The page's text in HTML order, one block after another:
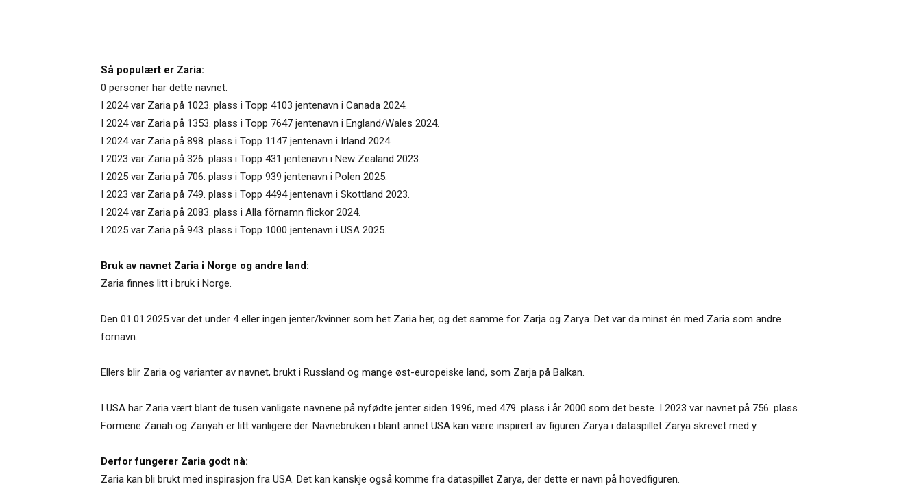
Så populært er Zaria:
0 personer har dette navnet.
I 2024 var Zaria på 1023. plass i Topp 4103 jentenavn i Canada 2024.
I 2024 var Zaria på 1353. plass i Topp 7647 jentenavn i England/Wales 2024.
I 2024 var Zaria på 898. plass i Topp 1147 jentenavn i Irland 2024.
I 2023 var Zaria på 326. plass i Topp 431 jentenavn i New Zealand 2023.
I 2025 var Zaria på 706. plass i Topp 939 jentenavn i Polen 2025.
I 2023 var Zaria på 749. plass i Topp 4494 jentenavn i Skottland 2023.
I 2024 var Zaria på 2083. plass i Alla förnamn flickor 2024.
I 2025 var Zaria på 943. plass i Topp 1000 jentenavn i USA 2025.
Bruk av navnet Zaria i Norge og andre land:
Zaria finnes litt i bruk i Norge.
Den 01.01.2025 var det under 4 eller ingen jenter/kvinner som het Zaria her, og det samme for Zarja og Zarya. Det var da minst én med Zaria som andre
fornavn.
Ellers blir Zaria og varianter av navnet, brukt i Russland og mange øst-europeiske land, som Zarja på Balkan.
I USA har Zaria vært blant de tusen vanligste navnene på nyfødte jenter siden 1996, med 479. plass i år 2000 som det beste. I 2023 var navnet på 756. plass.
Formene Zariah og Zariyah er litt vanligere der. Navnebruken i blant annet USA kan være inspirert av figuren Zarya i dataspillet Zarya skrevet med y.
Derfor fungerer Zaria godt nå:
Zaria kan bli brukt med inspirasjon fra USA. Det kan kanskje også komme fra dataspillet Zarya, der dette er navn på hovedfiguren.